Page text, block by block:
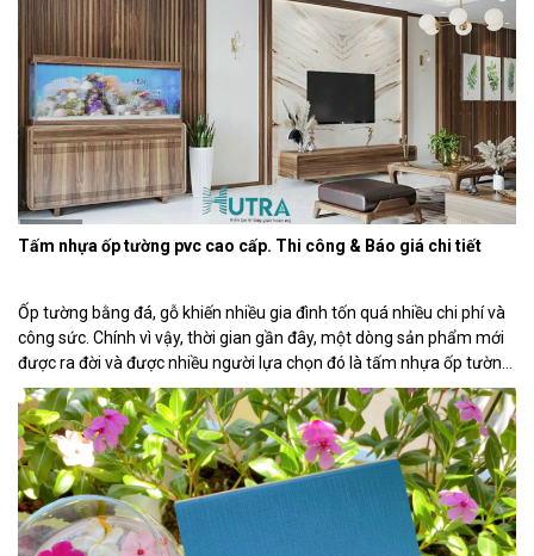
Tấm nhựa ốp tường pvc cao cấp. Thi công & Báo giá chi tiết
Ốp tường bằng đá, gỗ khiến nhiều gia đình tốn quá nhiều chi phí và
công sức. Chính vì vậy, thời gian gần đây, một dòng sản phẩm mới
được ra đời và được nhiều người lựa chọn đó là tấm nhựa ốp tường
pvc. Những ưu điểm vượt trội của dòng tấm ốp tường […]